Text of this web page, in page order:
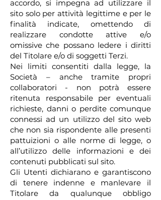
accordo, si impegna ad utilizzare il
sito solo per attività legittime e per le
finalità indicate, omettendo di
realizzare condotte attive e/o
omissive che possano ledere i diritti
del Titolare e/o di soggetti Terzi.
Nei limiti consentiti dalla legge, la
Società – anche tramite propri
collaboratori - non potrà essere
ritenuta responsabile per eventuali
richieste, danni o perdite comunque
connessi ad un utilizzo del sito web
che non sia rispondente alle presenti
pattuizioni o alle norme di legge, o
all’utilizzo delle informazioni e dei
contenuti pubblicati sul sito.
Gli Utenti dichiarano e garantiscono
di tenere indenne e manlevare il
Titolare da qualunque obbligo